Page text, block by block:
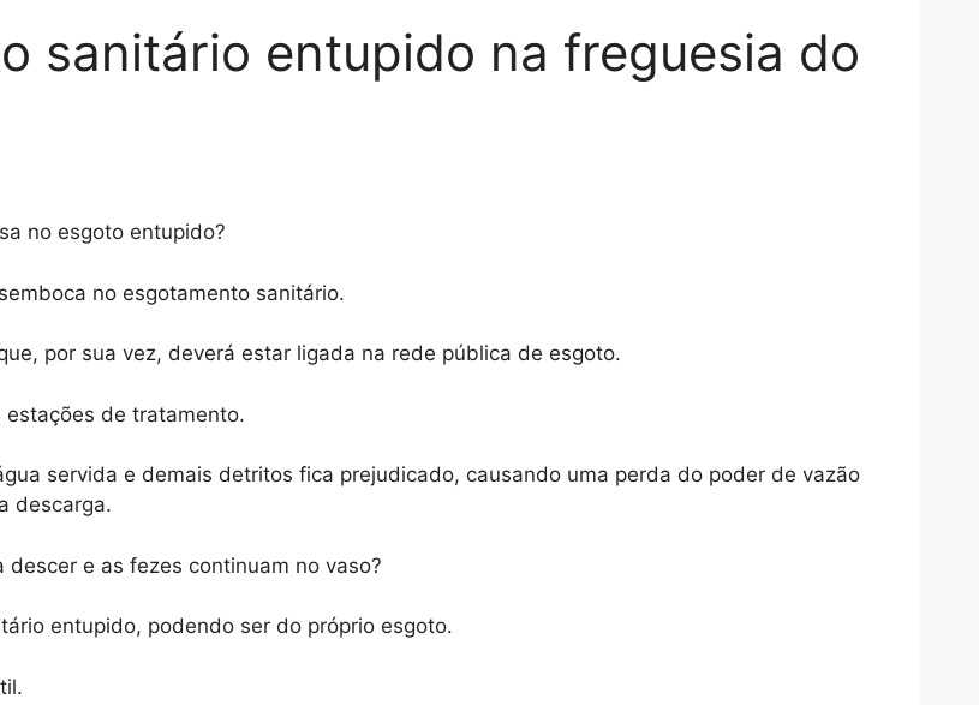
sanitário entupido na freguesia do
no esgoto entupido?
no esgotamento sanitário.
por sua vez, deverá estar ligada na rede pública de esgoto.
de tratamento.
servida e demais detritos fica prejudicado, causando uma perda do poder de vazão
descarga.
e as fezes continuam no vaso?
entupido, podendo ser do próprio esgoto.